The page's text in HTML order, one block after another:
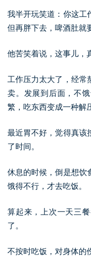
我半开玩笑道：你这工
但再胖下去，啤酒肚就
他苦笑着说，这事儿，
工作压力太大了，经常
卖。发展到后面，不
繁，吃东西变成一种解
最近胃不好，觉得真该
了时间。
休息的时候，倒是想饮
饿得不行，才去吃饭。
算起来，上次一天三
了。
不按时吃饭，对身体的